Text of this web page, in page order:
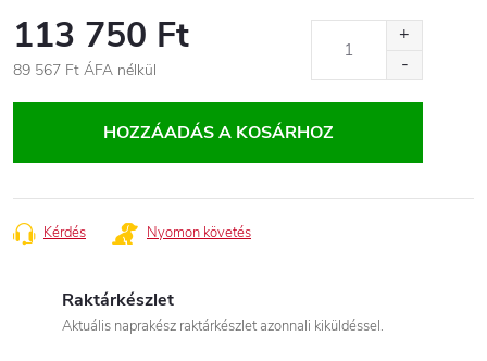
113 750 Ft
89 567 Ft ÁFA nélkül
HOZZÁADÁS A KOSÁRHOZ
Kérdés Nyomon követés
Raktárkészlet
Aktuális naprakész raktárkészlet azonnali kiküldéssel.